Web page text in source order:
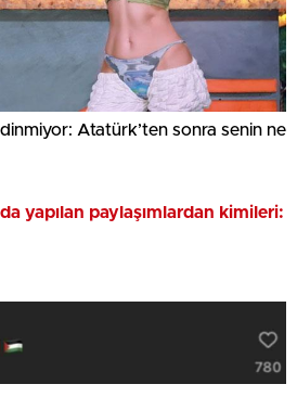
Atatürk’ten sonra senin ne
yapılan paylaşımlardan kimileri: